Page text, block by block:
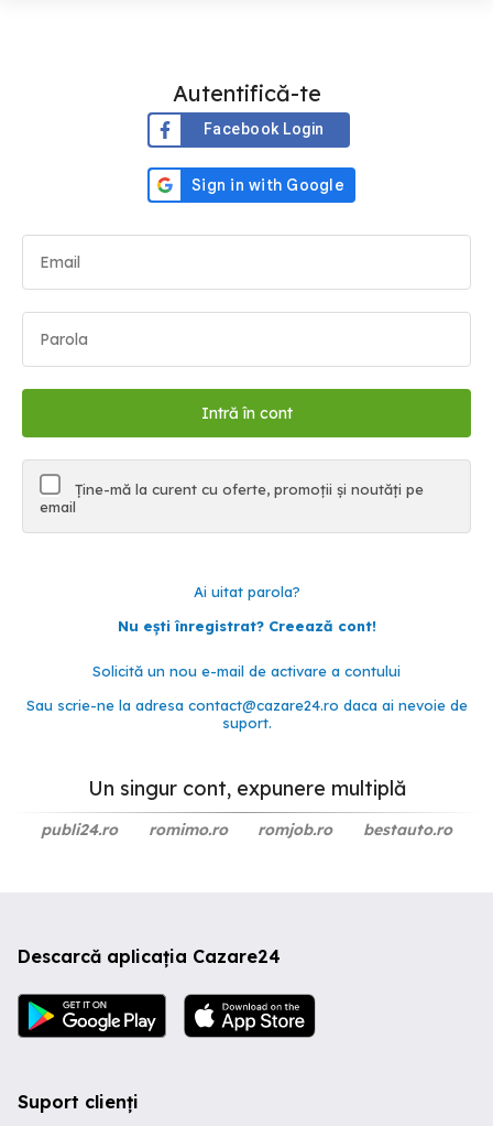
Autentifică-te
Facebook Login
Ține-mă la curent cu oferte, promoții și noutăți pe
email
Ai uitat parola?
Nu ești înregistrat? Creează cont!
Solicită un nou e-mail de activare a contului
Sau scrie-ne la adresa contact@cazare24.ro daca ai nevoie de
suport.
Un singur cont, expunere multiplă
publi24.ro romimo.ro romjob.ro bestauto.ro
Descarcă aplicația Cazare24
Suport clienți